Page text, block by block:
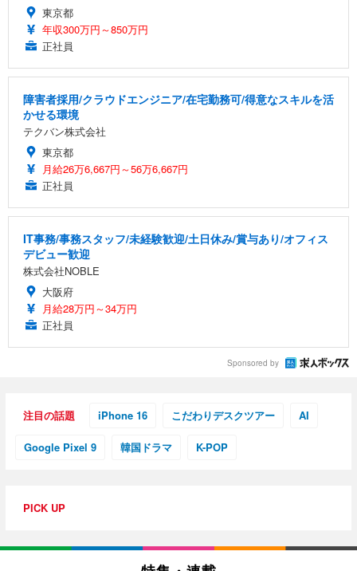
東京都
年収300万円～850万円
正社員
障害者採用/クラウドエンジニア/在宅勤務可/得意なスキルを活
かせる環境
テクバン株式会社
東京都
月給26万6,667円～56万6,667円
正社員
IT事務/事務スタッフ/未経験歓迎/土日休み/賞与あり/オフィス
デビュー歓迎
株式会社NOBLE
大阪府
月給28万円～34万円
正社員
Sponsored by
注目の話題 iPhone 16 こだわりデスクツアー AI
Google Pixel 9 韓国ドラマ K-POP
PICK UP